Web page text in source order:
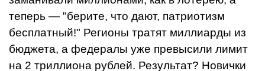
теперь — "берите, что дают, патриотизм
бесплатный!" Регионы тратят миллиарды из
бюджета, а федералы уже превысили лимит
на 2 триллиона рублей. Результат? Новички